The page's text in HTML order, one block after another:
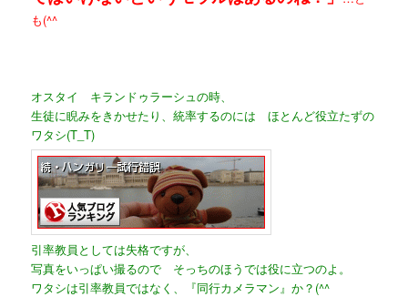
も(^^ゞ
オスタイ キランドゥラーシュの時、
生徒に睨みをきかせたり、統率するのには ほとんど役立たずの
ワタシ(T_T)
引率教員としては失格ですが、
写真をいっぱい撮るので そっちのほうでは役に立つのよ。
ワタシは引率教員ではなく、『同行カメラマン』か？(^^ゞ